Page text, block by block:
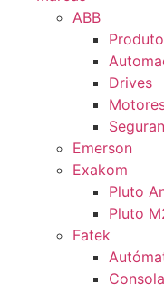
ABB
Drives
Emerson
Exakom
Pluto
Pluto
Fatek